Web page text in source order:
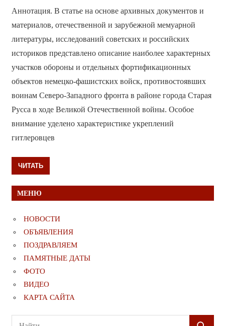
Аннотация. В статье на основе архивных документов и
материалов, отечественной и зарубежной мемуарной
литературы, исследований советских и российских
историков представлено описание наиболее характерных
участков обороны и отдельных фортификационных
объектов немецко-фашистских войск, противостоявших
воинам Северо-Западного фронта в районе города Старая
Русса в ходе Великой Отечественной войны. Особое
внимание уделено характеристике укреплений
гитлеровцев
ЧИТАТЬ
МЕНЮ
НОВОСТИ
ОБЪЯВЛЕНИЯ
ПОЗДРАВЛЯЕМ
ПАМЯТНЫЕ ДАТЫ
ФОТО
ВИДЕО
КАРТА САЙТА
Поиск